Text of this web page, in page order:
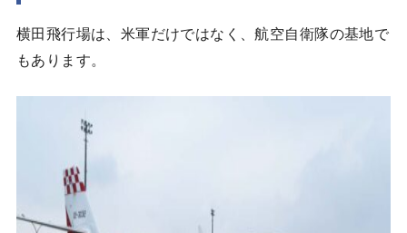
横田飛行場は、米軍だけではなく、航空自衛隊の基地で
もあります。